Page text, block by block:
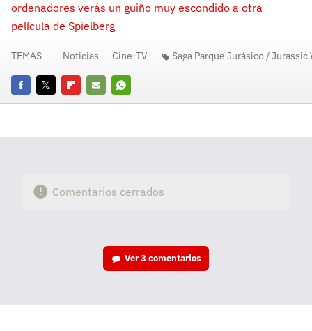
ordenadores verás un guiño muy escondido a otra
película de Spielberg
FacebookTwitterFlipboard
E-
Whatsapp
TEMAS Noticias Cine-TV Saga Parque Jurásico / Jurassic
Comentarios cerrados
Ver3 comentarios